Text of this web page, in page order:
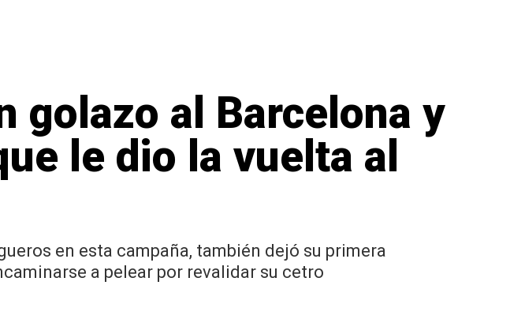
golazo al Barcelona y
le dio la vuelta al
en esta campaña, también dejó su primera
a pelear por revalidar su cetro